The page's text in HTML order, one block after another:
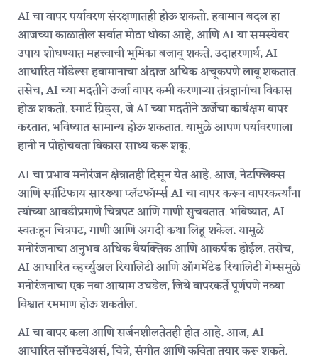
AI चा वापर पर्यावरण संरक्षणातही होऊ शकतो. हवामान बदल हा
आजच्या काळातील सर्वात मोठा धोका आहे, आणि AI या समस्येवर
उपाय शोधण्यात महत्त्वाची भूमिका बजावू शकते. उदाहरणार्थ, AI
आधारित मॉडेल्स हवामानाचा अंदाज अधिक अचूकपणे लावू शकतात.
तसेच, AI च्या मदतीने ऊर्जा वापर कमी करणाऱ्या तंत्रज्ञानांचा विकास
होऊ शकतो. स्मार्ट ग्रिड्स, जे AI च्या मदतीने ऊर्जेचा कार्यक्षम वापर
करतात, भविष्यात सामान्य होऊ शकतात. यामुळे आपण पर्यावरणाला
हानी न पोहोचवता विकास साध्य करू शकू.
AI चा प्रभाव मनोरंजन क्षेत्रातही दिसून येत आहे. आज, नेटफ्लिक्स
आणि स्पॉटिफाय सारख्या प्लॅटफॉर्म्स AI चा वापर करून वापरकर्त्यांना
त्यांच्या आवडीप्रमाणे चित्रपट आणि गाणी सुचवतात. भविष्यात, AI
स्वतःहून चित्रपट, गाणी आणि अगदी कथा लिहू शकेल. यामुळे
मनोरंजनाचा अनुभव अधिक वैयक्तिक आणि आकर्षक होईल. तसेच,
AI आधारित व्हर्च्युअल रियालिटी आणि ऑगमेंटेड रियालिटी गेम्समुळे
मनोरंजनाचा एक नवा आयाम उघडेल, जिथे वापरकर्ते पूर्णपणे नव्या
विश्वात रममाण होऊ शकतील.
AI चा वापर कला आणि सर्जनशीलतेतही होत आहे. आज, AI
आधारित सॉफ्टवेअर्स, चित्रे, संगीत आणि कविता तयार करू शकते.